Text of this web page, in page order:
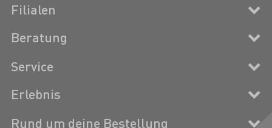
Filialen
Beratung
Service
Erlebnis
Rund um deine Bestellung